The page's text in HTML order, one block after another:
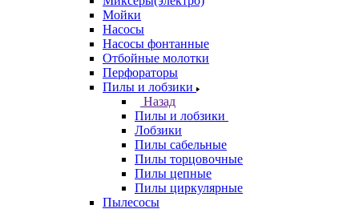
Мойки
Насосы
Насосы фонтанные
Отбойные молотки
Перфораторы
Пилы и лобзики
Назад
Пилы и лобзики
Лобзики
Пилы сабельные
Пилы торцовочные
Пилы цепные
Пилы циркулярные
Пылесосы